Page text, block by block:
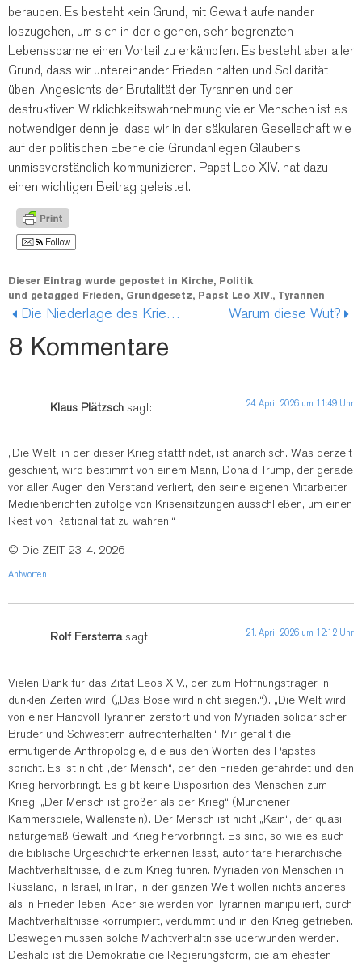
berauben. Es besteht kein Grund, mit Gewalt aufeinander
loszugehen, um sich in der eigenen, sehr begrenzten
Lebensspanne einen Vorteil zu erkämpfen. Es besteht aber aller
Grund, dass wir untereinander Frieden halten und Solidarität
üben. Angesichts der Brutalität der Tyrannen und der
destruktiven Wirklichkeitswahrnehmung vieler Menschen ist es
notwendiger denn je, dass wir in der säkularen Gesellschaft wie
auf der politischen Ebene die Grundanliegen Glaubens
unmissverständlich kommunizieren. Papst Leo XIV. hat dazu
einen wichtigen Beitrag geleistet.
Follow
Dieser Eintrag wurde gepostet in Kirche, Politik
und getagged
Frieden, Grundgesetz, Papst Leo XIV., Tyrannen
Die Niederlage des Krieges Warum diese Wut?
8 Kommentare
Klaus Plätzsch sagt: 24. April 2026 um 11:49 Uhr
„Die Welt, in der dieser Krieg stattfindet, ist anarchisch. Was derzeit
geschieht, wird bestimmt von einem Mann, Donald Trump, der gerade
vor aller Augen den Verstand verliert, den seine eigenen Mitarbeiter
Medienberichten zufolge von Krisensitzungen ausschließen, um einen
Rest von Rationalität zu wahren.“
© Die ZEIT 23. 4. 2026
Antworten
Rolf Fersterra sagt: 21. April 2026 um 12:12 Uhr
Vielen Dank für das Zitat Leos XIV., der zum Hoffnungsträger in
dunklen Zeiten wird. („Das Böse wird nicht siegen.“). „Die Welt wird
von einer Handvoll Tyrannen zerstört und von Myriaden solidarischer
Brüder und Schwestern aufrechterhalten.“ Mir gefällt die
ermutigende Anthropologie, die aus den Worten des Papstes
spricht. Es ist nicht „der Mensch“, der den Frieden gefährdet und den
Krieg hervorbringt. Es gibt keine Disposition des Menschen zum
Krieg. „Der Mensch ist größer als der Krieg“ (Münchener
Kammerspiele, Wallenstein). Der Mensch ist nicht „Kain“, der quasi
naturgemäß Gewalt und Krieg hervorbringt. Es sind, so wie es auch
die biblische Urgeschichte erkennen lässt, autoritäre hierarchische
Machtverhältnisse, die zum Krieg führen. Myriaden von Menschen in
Russland, in Israel, in Iran, in der ganzen Welt wollen nichts anderes
als in Frieden leben. Aber sie werden von Tyrannen manipuliert, durch
Machtverhältnisse korrumpiert, verdummt und in den Krieg getrieben.
Deswegen müssen solche Machtverhältnisse überwunden werden.
Deshalb ist die Demokratie die Regierungsform, die am ehesten